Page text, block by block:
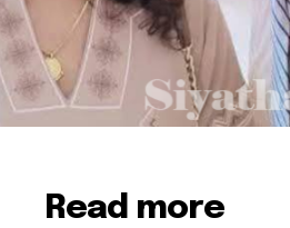
Read more